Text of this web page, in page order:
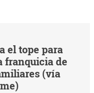
el tope para
franquicia de
(vía